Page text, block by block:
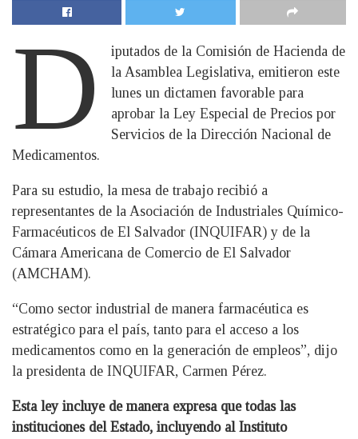
D
iputados de la Comisión de Hacienda de
la Asamblea Legislativa, emitieron este
lunes un dictamen favorable para
aprobar la Ley Especial de Precios por
Servicios de la Dirección Nacional de
Medicamentos.
Para su estudio, la mesa de trabajo recibió a
representantes de la Asociación de Industriales Químico-
Farmacéuticos de El Salvador (INQUIFAR) y de la
Cámara Americana de Comercio de El Salvador
(AMCHAM).
“Como sector industrial de manera farmacéutica es
estratégico para el país, tanto para el acceso a los
medicamentos como en la generación de empleos”, dijo
la presidenta de INQUIFAR, Carmen Pérez.
Esta ley incluye de manera expresa que todas las
instituciones del Estado, incluyendo al Instituto